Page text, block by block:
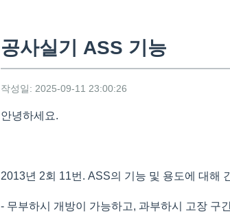
공사실기 ASS 기능
작성일: 2025-09-11 23:00:26
안녕하세요.
2013년 2회 11번. ASS의 기능 및 용도에 대해
- 무부하시 개방이 가능하고, 과부하시 고장 구